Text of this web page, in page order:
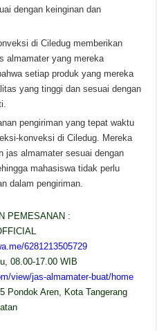
dengan keinginan dan
di Ciledug memberikan
almamater yang mereka
setiap produk yang mereka
yang tinggi dan sesuai dengan
pengiriman yang tepat waktu
konveksi di Ciledug. Mereka
jas almamater sesuai dengan
mahasiswa tidak perlu
dalam pengiriman.
PEMESANAN :
6281213505729
08.00-17.00 WIB
view/jas-almamater-buat/home
Pondok Aren, Kota Tangerang